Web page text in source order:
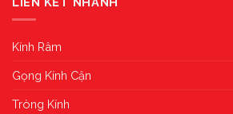
Kính Râm
Gọng Kính Cận
Tròng Kính